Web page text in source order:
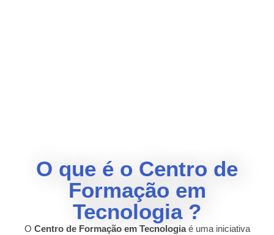
O que é o Centro de
Formação em
Tecnologia ?
O Centro de Formação em Tecnologiaé uma iniciativa